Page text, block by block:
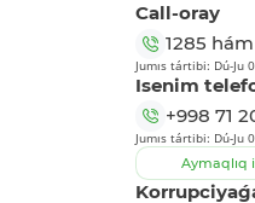
Call-oray
1285 hám
Jumıs tártibi: Dú-Ju
Isenim
+998 71
Jumıs tártibi: Dú-Ju
Aymaqlıq